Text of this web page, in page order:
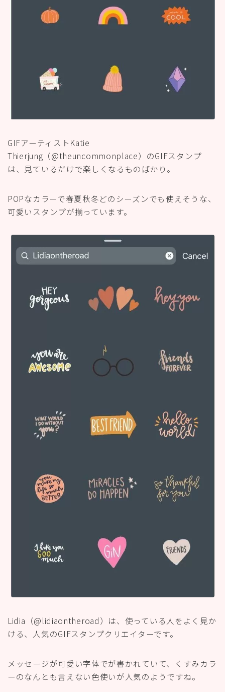
GIFアーティストKatie
Thierjung（@theuncommonplace）のGIFスタンプ
は、見ているだけで楽しくなるものばかり。
POPなカラーで春夏秋冬どのシーズンでも使えそうな、
可愛いスタンプが揃っています。
Lidia（@lidiaontheroad）は、使っている人をよく見か
ける、人気のGIFスタンプクリエイターです。
メッセージが可愛い字体でが書かれていて、くすみカラ
ーのなんとも言えない色使いが人気のようですね。